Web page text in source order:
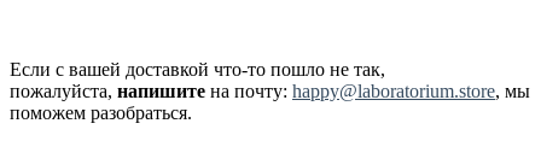
Если с вашей доставкой что-то пошло не так,
пожалуйста, напишите на почту: happy@laboratorium.store, мы
поможем разобраться.